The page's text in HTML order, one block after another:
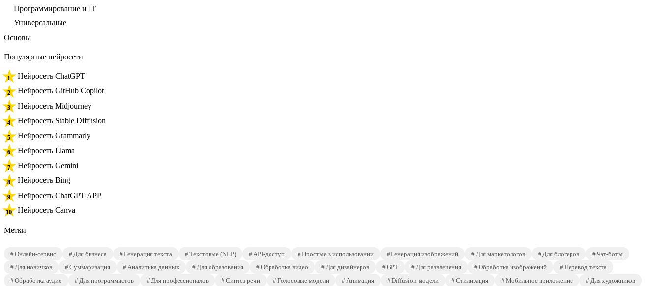
Программирование и IT
Универсальные
Основы
Популярные нейросети
Нейросеть ChatGPT
Нейросеть GitHub Copilot
Нейросеть Midjourney
Нейросеть Stable Diffusion
Нейросеть Grammarly
Нейросеть Llama
Нейросеть Gemini
Нейросеть Bing
Нейросеть ChatGPT APP
Нейросеть Canva
Метки
Онлайн-сервис Для бизнеса Генерация текста Текстовые (NLP) API-доступ Простые в использовании Генерация изображений Для маркетологов Для блогеров
Чат-боты
Для новичков
Суммаризация Аналитика данных Для образования Обработка видео Для дизайнеров GPT Для развлечения Обработка изображений
Перевод текста
Обработка аудио
Для программистов Для профессионалов Синтез речи Голосовые модели Анимация Diffusion-модели Стилизация Мобильное приложение
Для художников